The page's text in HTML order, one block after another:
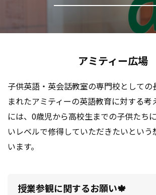
アミティー広場
子供英語・英会話教室の専門校としての
まれたアミティーの英語教育に対する考
には、 0歳児から高校生までの子供たち
いレベルで修得していただきたいという
います。
授業参観に関するお願い🍁